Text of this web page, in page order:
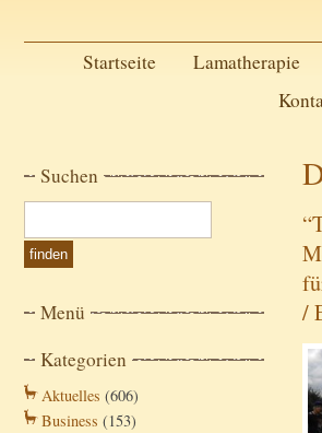
Startseite Lamatherapie
Suchen
Menü
Kategorien
Aktuelles (606)
Business (153)
/